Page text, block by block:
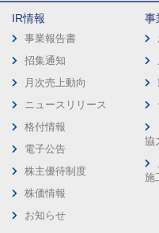
IR情報
事業報告書
招集通知
月次売上動向
ニュースリリース
格付情報
電子公告
株主優待制度
株価情報
お知らせ
事
協
施